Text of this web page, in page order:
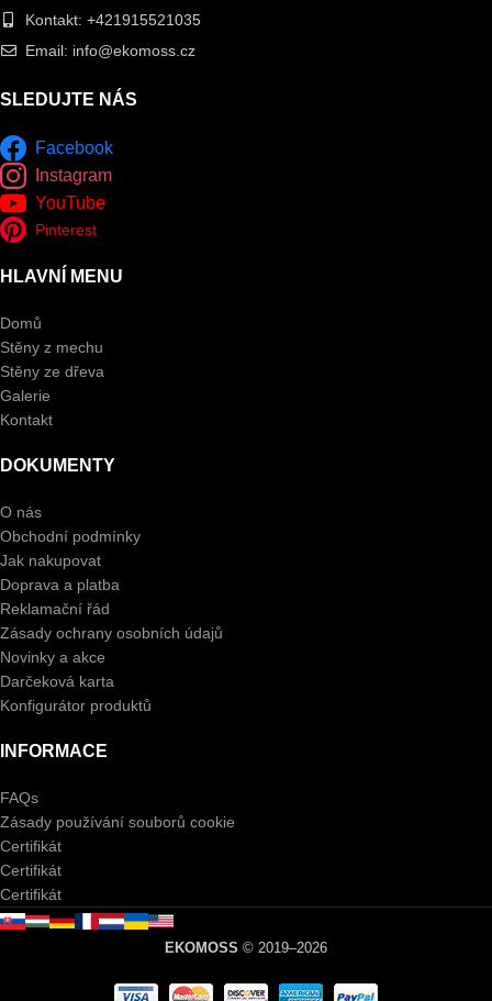
Kontakt: +421915521035
Email: info@ekomoss.cz
SLEDUJTE NÁS
Facebook
Instagram
YouTube
Pinterest
HLAVNÍ MENU
Domů
Stěny z mechu
Stěny ze dřeva
Galerie
Kontakt
DOKUMENTY
O nás
Obchodní podmínky
Jak nakupovat
Doprava a platba
Reklamační řád
Zásady ochrany osobních údajů
Novinky a akce
Darčeková karta
Konfigurátor produktů
INFORMACE
FAQs
Zásady používání souborů cookie
Certifikát
Certifikát
Certifikát
EKOMOSS © 2019–2026